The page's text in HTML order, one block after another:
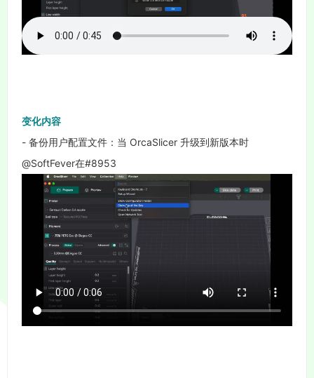
变化内容
- 备份用户配置文件：当 OrcaSlicer 升级到新版本时
@SoftFever在#8953